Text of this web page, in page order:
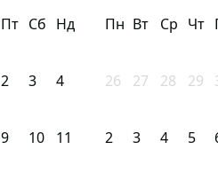
Пт Сб Нд
2 3 4
9 10 11
Пн Вт Ср Чт
26 27 28 29
2 3 4 5